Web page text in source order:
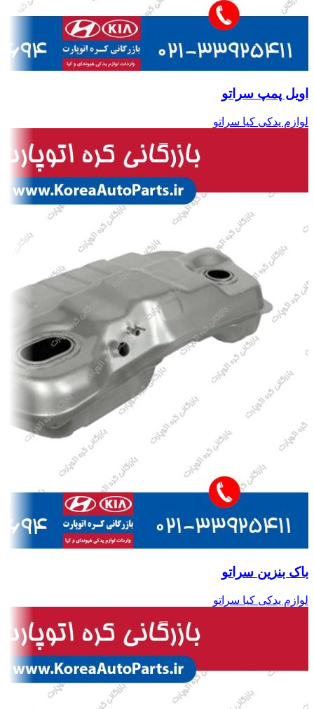
اویل پمپ سراتو
لوازم یدکی کیا سراتو
باک بنزین سراتو
لوازم یدکی کیا سراتو